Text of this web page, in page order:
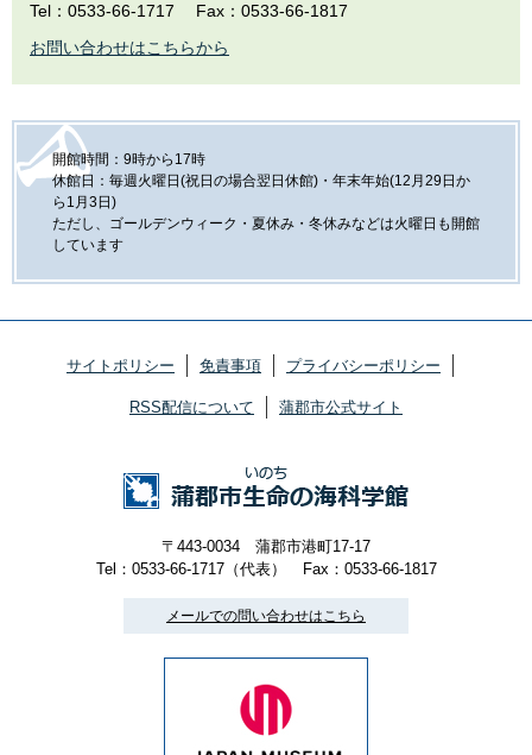
Tel：0533-66-1717
Fax：0533-66-1817
お問い合わせはこちらから
開館時間：9時から17時
休館日：毎週火曜日(祝日の場合翌日休館)・年末年始(12月29日か
ら1月3日)
ただし、ゴールデンウィーク・夏休み・冬休みなどは火曜日も開館
しています
サイトポリシー 免責事項 プライバシーポリシー
RSS配信について 蒲郡市公式サイト
〒443-0034 蒲郡市港町17-17
Tel：0533-66-1717（代表）
Fax：0533-66-1817
メールでの問い合わせはこちら